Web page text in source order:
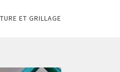
ET GRILLAGE